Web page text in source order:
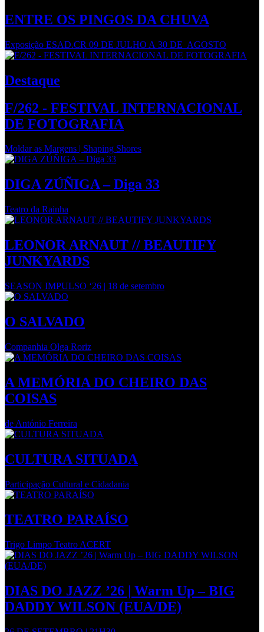
ENTRE OS PINGOS DA CHUVA
Exposição ESAD.CR 09 DE JULHO A 30 DE AGOSTO
Destaque
F/262 - FESTIVAL INTERNACIONAL
DE FOTOGRAFIA
Moldar as Margens | Shaping Shores
DIGA ZÚÑIGA – Diga 33
Teatro da Rainha
LEONOR ARNAUT // BEAUTIFY
JUNKYARDS
SEASON IMPULSO ‘26 | 18 de setembro
O SALVADO
Companhia Olga Roriz
A MEMÓRIA DO CHEIRO DAS
COISAS
de António Ferreira
CULTURA SITUADA
Participação Cultural e Cidadania
TEATRO PARAÍSO
Trigo Limpo Teatro ACERT
DIAS DO JAZZ ’26 | Warm Up – BIG
DADDY WILSON (EUA/DE)